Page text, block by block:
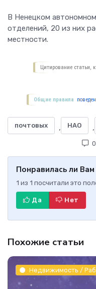
В Ненецком
отделений, 20 из них
местности.
Цитирование статьи,
Общие правила
почтовых , НАО ,
0
Понравилась ли Вам
1 из 1 посчитали это
Да Нет
Похожие статьи
Недвижимость /